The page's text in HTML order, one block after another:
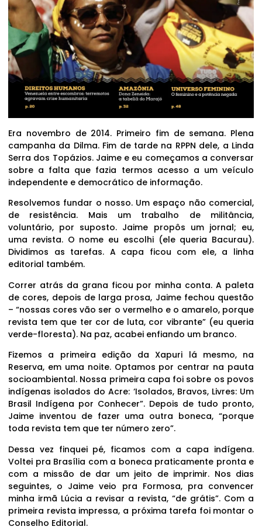
Era novembro de 2014. Primeiro fim de semana. Plena
campanha da Dilma. Fim de tarde na RPPN dele, a Linda
Serra dos Topázios. Jaime e eu começamos a conversar
sobre a falta que fazia termos acesso a um veículo
independente e democrático de informação.
Resolvemos fundar o nosso. Um espaço não comercial,
de resistência. Mais um trabalho de militância,
voluntário, por suposto. Jaime propôs um jornal; eu,
uma revista. O nome eu escolhi (ele queria Bacurau).
Dividimos as tarefas. A capa ficou com ele, a linha
editorial também.
Correr atrás da grana ficou por minha conta. A paleta
de cores, depois de larga prosa, Jaime fechou questão
– “nossas cores vão ser o vermelho e o amarelo, porque
revista tem que ter cor de luta, cor vibrante” (eu queria
verde-floresta). Na paz, acabei enfiando um branco.
Fizemos a primeira edição da Xapuri lá mesmo, na
Reserva, em uma noite. Optamos por centrar na pauta
socioambiental. Nossa primeira capa foi sobre os povos
indígenas isolados do Acre: ‘Isolados, Bravos, Livres: Um
Brasil Indígena por Conhecer”. Depois de tudo pronto,
Jaime inventou de fazer uma outra boneca, “porque
toda revista tem que ter número zero”.
Dessa vez finquei pé, ficamos com a capa indígena.
Voltei pra Brasília com a boneca praticamente pronta e
com a missão de dar um jeito de imprimir. Nos dias
seguintes, o Jaime veio pra Formosa, pra convencer
minha irmã Lúcia a revisar a revista, “de grátis”. Com a
primeira revista impressa, a próxima tarefa foi montar o
Conselho Editorial.